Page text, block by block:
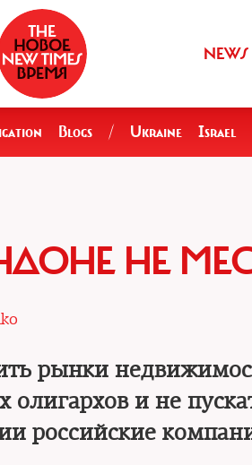
NEWS
Blogs / Ukraine Israel
НЕ
рынки
олигархов и не
российские